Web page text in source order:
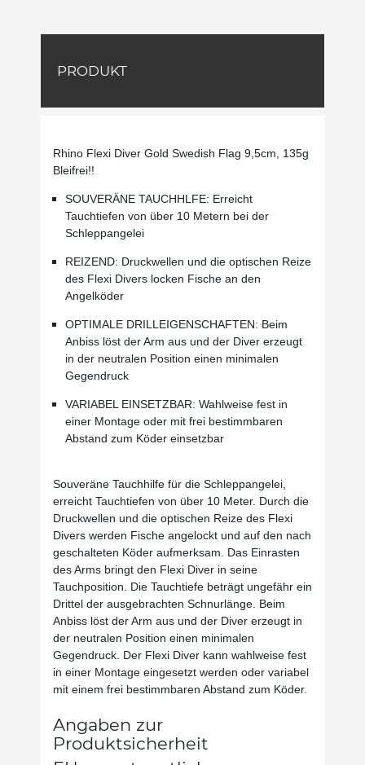
PRODUKT
Rhino Flexi Diver Gold Swedish Flag 9,5cm, 135g
Bleifrei!!
SOUVERÄNE TAUCHHLFE: Erreicht
Tauchtiefen von über 10 Metern bei der
Schleppangelei
REIZEND: Druckwellen und die optischen Reize
des Flexi Divers locken Fische an den
Angelköder
OPTIMALE DRILLEIGENSCHAFTEN: Beim
Anbiss löst der Arm aus und der Diver erzeugt
in der neutralen Position einen minimalen
Gegendruck
VARIABEL EINSETZBAR: Wahlweise fest in
einer Montage oder mit frei bestimmbaren
Abstand zum Köder einsetzbar
Souveräne Tauchhilfe für die Schleppangelei,
erreicht Tauchtiefen von über 10 Meter. Durch die
Druckwellen und die optischen Reize des Flexi
Divers werden Fische angelockt und auf den nach
geschalteten Köder aufmerksam. Das Einrasten
des Arms bringt den Flexi Diver in seine
Tauchposition. Die Tauchtiefe beträgt ungefähr ein
Drittel der ausgebrachten Schnurlänge. Beim
Anbiss löst der Arm aus und der Diver erzeugt in
der neutralen Position einen minimalen
Gegendruck. Der Flexi Diver kann wahlweise fest
in einer Montage eingesetzt werden oder variabel
mit einem frei bestimmbaren Abstand zum Köder.
Angaben zur
Produktsicherheit